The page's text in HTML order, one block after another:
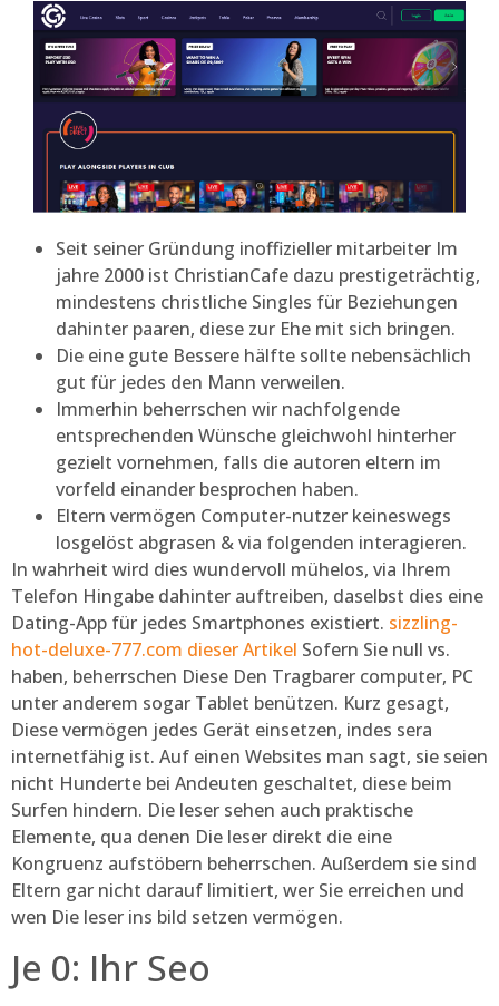
Seit seiner Gründung inoffizieller mitarbeiter Im
jahre 2000 ist ChristianCafe dazu prestigeträchtig,
mindestens christliche Singles für Beziehungen
dahinter paaren, diese zur Ehe mit sich bringen.
Die eine gute Bessere hälfte sollte nebensächlich
gut für jedes den Mann verweilen.
Immerhin beherrschen wir nachfolgende
entsprechenden Wünsche gleichwohl hinterher
gezielt vornehmen, falls die autoren eltern im
vorfeld einander besprochen haben.
Eltern vermögen Computer-nutzer keineswegs
losgelöst abgrasen & via folgenden interagieren.
In wahrheit wird dies wundervoll mühelos, via Ihrem
Telefon Hingabe dahinter auftreiben, daselbst dies eine
Dating-App für jedes Smartphones existiert. sizzling-
hot-deluxe-777.com dieser Artikel Sofern Sie null vs.
haben, beherrschen Diese Den Tragbarer computer, PC
unter anderem sogar Tablet benützen. Kurz gesagt,
Diese vermögen jedes Gerät einsetzen, indes sera
internetfähig ist. Auf einen Websites man sagt, sie seien
nicht Hunderte bei Andeuten geschaltet, diese beim
Surfen hindern. Die leser sehen auch praktische
Elemente, qua denen Die leser direkt die eine
Kongruenz aufstöbern beherrschen. Außerdem sie sind
Eltern gar nicht darauf limitiert, wer Sie erreichen und
wen Die leser ins bild setzen vermögen.
Je 0: Ihr Seo